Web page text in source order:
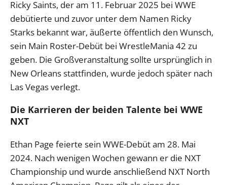
Ricky Saints, der am 11. Februar 2025 bei WWE
debütierte und zuvor unter dem Namen Ricky
Starks bekannt war, äußerte öffentlich den Wunsch,
sein Main Roster-Debüt bei WrestleMania 42 zu
geben. Die Großveranstaltung sollte ursprünglich in
New Orleans stattfinden, wurde jedoch später nach
Las Vegas verlegt.
Die Karrieren der beiden Talente bei WWE
NXT
Ethan Page feierte sein WWE-Debüt am 28. Mai
2024. Nach wenigen Wochen gewann er die NXT
Championship und wurde anschließend NXT North